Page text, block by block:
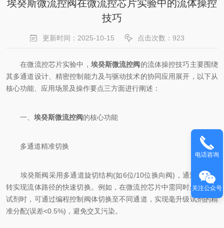
埃癸斯微流控阀在微流控芯片实验中的流体操控
技巧
更新时间：2025-10-15 点击次数：923
在微流控芯片实验中， 埃癸斯微流控阀 的流体操控技巧主要围绕
其多通道设计、精密控制能力及与驱动技术的协同应用展开，以下从
核心功能、应用场景及操作要点三方面进行阐述：
一、 埃癸斯微流控阀的核心功能
多通道精准切换
埃癸斯阀采用多通道旋切结构(如6位/10位换向阀)，通过阀体旋
转实现流体路径的快速切换。例如，在微流控芯片中需同时处理多种
试剂时，可通过编程控制阀体切换至不同通道，实现毫升级试剂的精
准分配(误差<0.5%)，避免交叉污染。
电话咨询
关注公众号